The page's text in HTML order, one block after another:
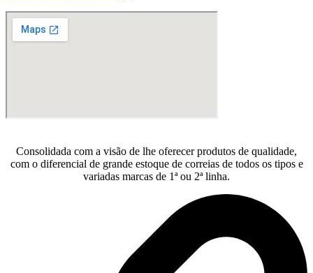
Consolidada com a visão de lhe oferecer produtos de qualidade,
com o diferencial de grande estoque de correias de todos os tipos e
variadas marcas de 1ª ou 2ª linha.